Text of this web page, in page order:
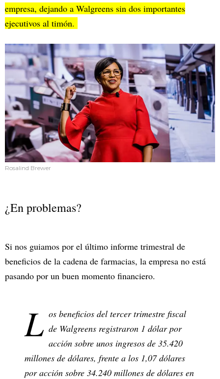
empresa, dejando a Walgreens sin dos importantes
ejecutivos al timón.
Rosalind Brewer
¿En problemas?
Si nos guiamos por el último informe trimestral de
beneficios de la cadena de farmacias, la empresa no está
pasando por un buen momento financiero.
L os beneficios del tercer trimestre fiscal
de Walgreens registraron 1 dólar por
acción sobre unos ingresos de 35.420
millones de dólares, frente a los 1,07 dólares
por acción sobre 34.240 millones de dólares en